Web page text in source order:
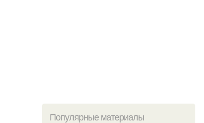
Популярные материалы